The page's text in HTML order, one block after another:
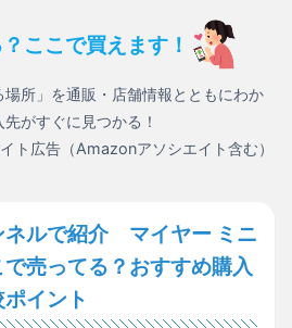
ここで買えます！
所」を通販・店舗情報とともにわか
がすぐに見つかる！
ト広告（Amazonアソシエイト含む）
ネルで紹介 マイヤー ミニ
売ってる？おすすめ購入
イント